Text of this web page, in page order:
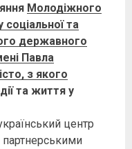
Молодіжного
соціальної та
державного
Павла
з якого
та життя у
центр
партнерськими